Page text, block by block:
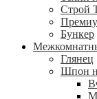
Строй
Бункер
Глянец
Шпон